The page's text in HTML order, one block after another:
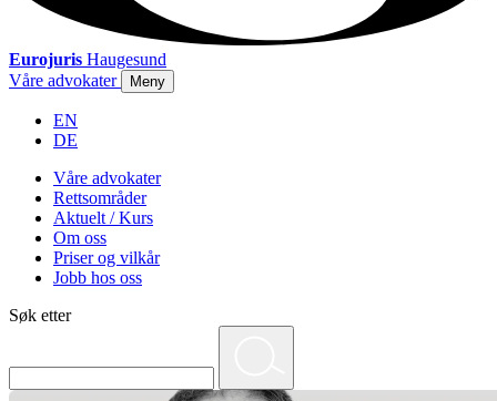
Eurojuris Haugesund
Våre advokater
Meny
EN
DE
Våre advokater
Rettsområder
Aktuelt / Kurs
Om oss
Priser og vilkår
Jobb hos oss
Søk etter